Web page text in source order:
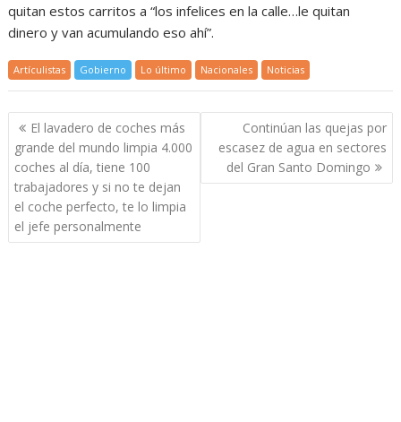
quitan estos carritos a “los infelices en la calle…le quitan
dinero y van acumulando eso ahí”.
Artículistas Gobierno Lo último Nacionales Noticias
Navegación
de
entradas
El lavadero de coches más
grande del mundo limpia 4.000
coches al día, tiene 100
trabajadores y si no te dejan
el coche perfecto, te lo limpia
el jefe personalmente
Continúan las quejas por
escasez de agua en sectores
del Gran Santo Domingo